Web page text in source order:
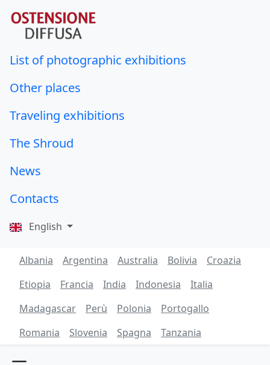
List of photographic exhibitions
Other places
Traveling exhibitions
The Shroud
News
Contacts
English
Albania Argentina Australia Bolivia
Croazia
Etiopia
Francia India Indonesia
Italia
Madagascar
Perù Polonia
Portogallo
Romania
Slovenia Spagna Tanzania